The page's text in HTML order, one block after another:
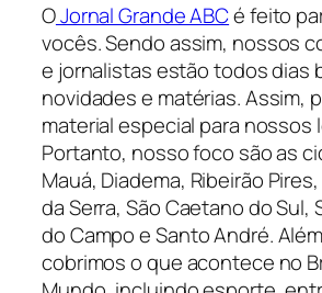
OJornal Grande ABCé feito
vocês. Sendo assim, nossos
e jornalistas estão todos dias
novidades e matérias. Assim,
material especial para nossos
Portanto, nosso foco são as
Mauá, Diadema, Ribeirão
da Serra, São Caetano do Sul,
do Campo e Santo André.
cobrimos o que acontece no